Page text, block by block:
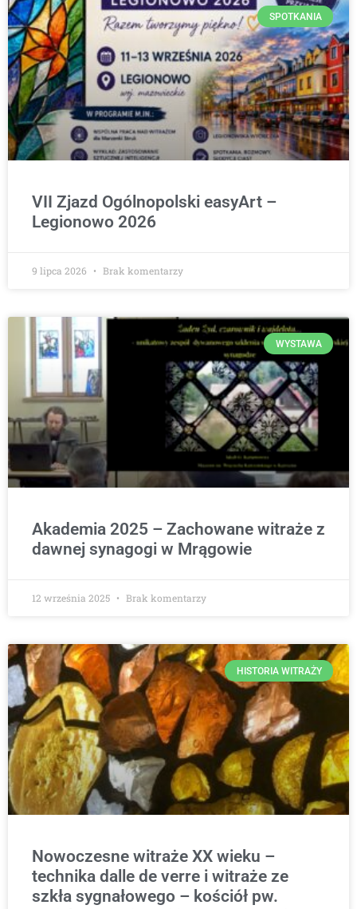
SPOTKANIA
VII Zjazd Ogólnopolski easyArt –
Legionowo 2026
9 lipca 2026 Brak komentarzy
WYSTAWA
Akademia 2025 – Zachowane witraże z
dawnej synagogi w Mrągowie
12 września 2025 Brak komentarzy
HISTORIA WITRAŻY
Nowoczesne witraże XX wieku –
technika dalle de verre i witraże ze
szkła sygnałowego – kościół pw.